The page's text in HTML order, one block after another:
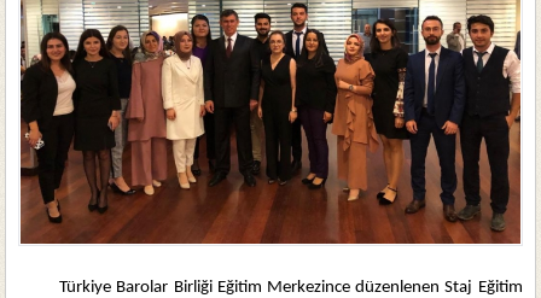
Türkiye Barolar Birliği Eğitim Merkezince düzenlenen Staj Eğitim